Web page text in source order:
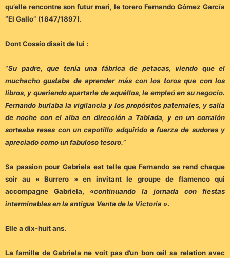
qu’elle rencontre son futur mari, le torero Fernando Gómez García
“El Gallo” (1847/1897).
Dont Cossío disait de lui :
“Su padre, que tenía una fábrica de petacas, viendo que el
muchacho gustaba de aprender más con los toros que con los
libros, y queriendo apartarle de aquéllos, le empleó en su negocio.
Fernando burlaba la vigilancia y los propósitos paternales, y salía
de noche con el alba en dirección a Tablada, y en un corralón
sorteaba reses con un capotillo adquirido a fuerza de sudores y
apreciado como un fabuloso tesoro.”
Sa passion pour Gabriela est telle que Fernando se rend chaque
soir au « Burrero » en invitant le groupe de flamenco qui
accompagne Gabriela, «continuando la jornada con fiestas
interminables en la antigua Venta de la Victoria ».
Elle a dix-huit ans.
La famille de Gabriela ne voit pas d’un bon œil sa relation avec